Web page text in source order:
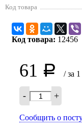
Код товара
Код товара: 12456
61 Р / за
- +
Сообщить о